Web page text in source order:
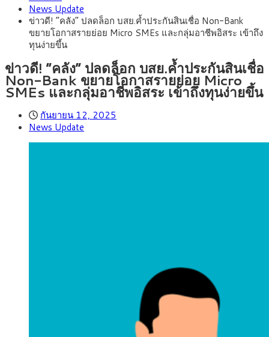
เดินหน้า 5 ยุทธศาสตร์ รื้อโครงสร้างเศรษฐกิจ ดันไทยโตเต็ม
ศักยภาพ
กรกฎาคม 27, 2026 ภัยเงียบใกล้ตัวเด็ก LSD “แสตมป์เมา” ยาเสพ
ติดลายการ์ตูน กรมศุลกากร เตือนผู้ปกครองเฝ้าระวัง หลังยึดล็อต
ใหญ่จากเยอรมนี
กรกฎาคม 27, 2026
กรุงศรี คาดเงินบาทสัปดาห์นี้ (27–31 ก.ค.
2569) ซื้อขายในกรอบ 33.40-34.00 มองเฟดคงดอกเบี้ย
สิงหาคม 5, 2026 ครม.ไฟเขียวหลักการ ร่าง พ.ร.ฎ. เปิดทาง รฟม.เดิน
หน้ารถไฟฟ้าสงขลา โมโนเรล 12.54 กม. เชื่อมเมืองหาดใหญ่
News Update
ข่าวดี! “คลัง” ปลดล็อก บสย.ค้ำประกันสินเชื่อ Non-Bank
ขยายโอกาสรายย่อย Micro SMEs และกลุ่มอาชีพอิสระ เข้าถึง
ทุนง่ายขึ้น
ข่าวดี! “คลัง” ปลดล็อก บสย.ค้ำประกันสินเชื่อ
Non-Bank ขยายโอกาสรายย่อย Micro
SMEs และกลุ่มอาชีพอิสระ เข้าถึงทุนง่ายขึ้น
กันยายน 12, 2025
News Update